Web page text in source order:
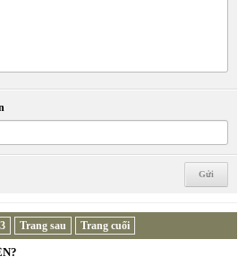
Trang sau Trang cuối